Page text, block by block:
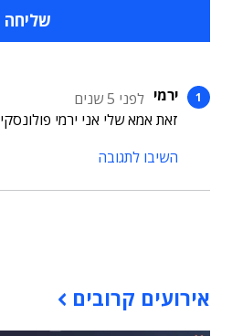
ירמי לפני 5 שנים
זאת אמא שלי אני ירמי פולונסקי
השיבו לתגובה
אירועים קרובים